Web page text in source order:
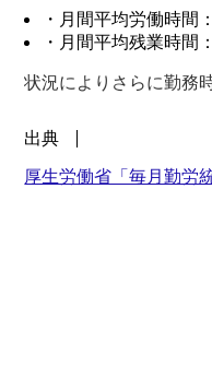
・月間平均労働時間
・月間平均残業時間
状況によりさらに勤務
出典
厚生労働省「毎月勤労